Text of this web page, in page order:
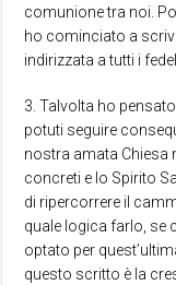
comunione tra noi.
ho cominciato a
indirizzata a tutti i
3. Talvolta ho
potuti seguire
nostra amata Chiesa
concreti e lo Spirito
di ripercorrere il
quale logica farlo, se
optato per
questo scritto è la